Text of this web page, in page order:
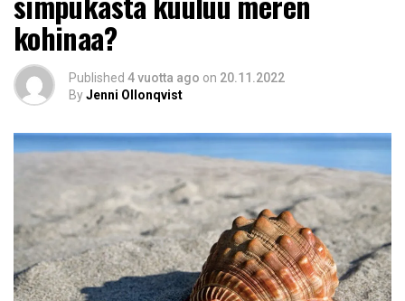
kohinaa?
Published 4 vuotta ago on 20.11.2022
ByJenni Ollonqvist